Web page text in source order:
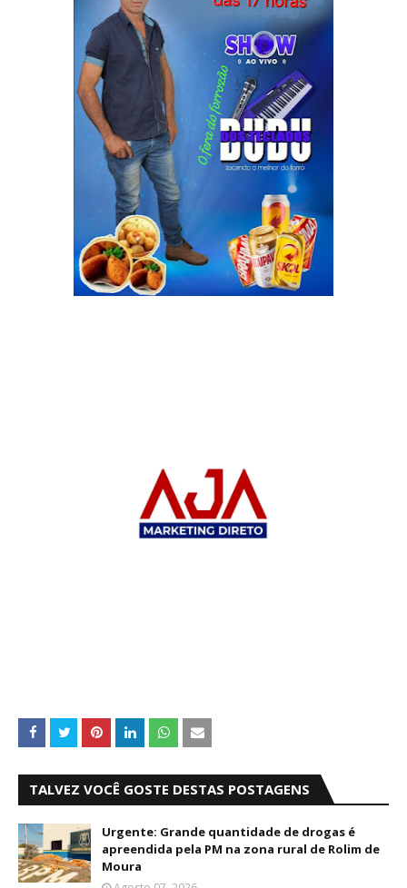
TALVEZ VOCÊ GOSTE DESTAS POSTAGENS
Urgente: Grande quantidade de drogas é
apreendida pela PM na zona rural de Rolim de
Moura